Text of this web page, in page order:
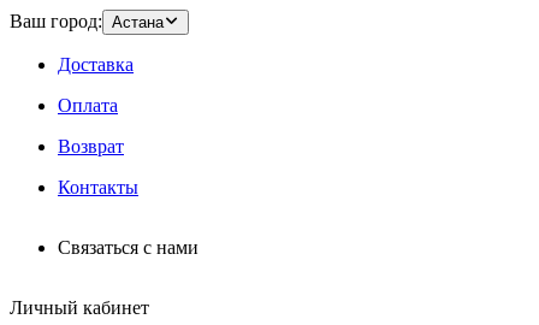
Ваш город: Астана
Доставка
Оплата
Возврат
Контакты
Связаться с нами
Личный кабинет